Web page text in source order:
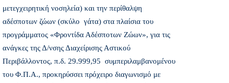
μετεγχειρητική νοσηλεία) και την περίθαλψη
αδέσποτων ζώων (σκύλο  γάτα) στα πλαίσια του
προγράμματος «Φροντίδα Αδέσποτων Ζώων», για τις
ανάγκες της Δ/νσης Διαχείρισης Αστικού
Περιβάλλοντος, π.δ. 29.999,95  συμπεριλαμβανομένου
του Φ.Π.Α., προκηρύσσει πρόχειρο διαγωνισμό με